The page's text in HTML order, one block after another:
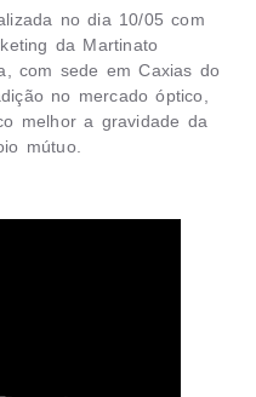
no dia 10/05 com
da Martinato
com sede em Caxias do
no mercado óptico,
melhor a gravidade da
mútuo.